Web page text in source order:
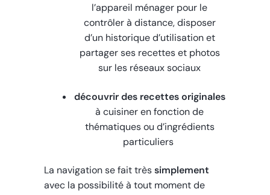
l’appareil ménager pour le
contrôler à distance, disposer
d’un historique d’utilisation et
partager ses recettes et photos
sur les réseaux sociaux
découvrir des recettes originales
à cuisiner en fonction de
thématiques ou d’ingrédients
particuliers
La navigation se fait trèssimplement
avec la possibilité à tout moment de